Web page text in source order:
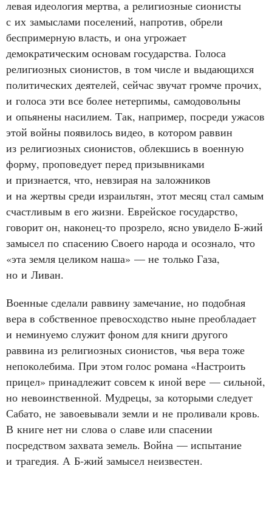
левая идеология мертва, а религиозные сионисты
с их замыслами поселений, напротив, обрели
беспримерную власть, и она угрожает
демократическим основам государства. Голоса
религиозных сионистов, в том числе и выдающихся
политических деятелей, сейчас звучат громче прочих,
и голоса эти все более нетерпимы, самодовольны
и опьянены насилием. Так, например, посреди ужасов
этой войны появилось видео, в котором раввин
из религиозных сионистов, облекшись в военную
форму, проповедует перед призывниками
и признается, что, невзирая на заложников
и на жертвы среди израильтян, этот месяц стал самым
счастливым в его жизни. Еврейское государство,
говорит он, наконец‑то прозрело, ясно увидело Б‑жий
замысел по спасению Своего народа и осознало, что
«эта земля целиком наша» — не только Газа,
но и Ливан.
Военные сделали раввину замечание, но подобная
вера в собственное превосходство ныне преобладает
и неминуемо служит фоном для книги другого
раввина из религиозных сионистов, чья вера тоже
непоколебима. При этом голос романа «Настроить
прицел» принадлежит совсем к иной вере — сильной,
но невоинственной. Мудрецы, за которыми следует
Сабато, не завоевывали земли и не проливали кровь.
В книге нет ни слова о славе или спасении
посредством захвата земель. Война — испытание
и трагедия. А Б‑жий замысел неизвестен.